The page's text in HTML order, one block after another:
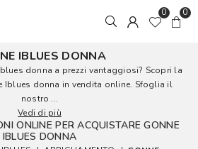
0 0
IBLUES DONNA
donna a prezzi vantaggiosi? Scopri la
Iblues donna in vendita online. Sfoglia il
nostro ...
Vedi di più
ONLINE PER ACQUISTARE GONNE
IBLUES DONNA